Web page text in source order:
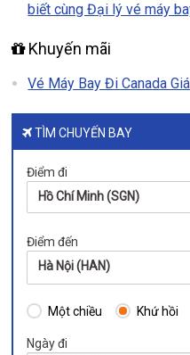
biết cùng Đại lý vé máy
Khuyến mãi
Vé Máy Bay Đi Canada
TÌM CHUYẾN BAY
Điểm đi
Hồ Chí Minh (SGN)
Điểm đến
Hà Nội (HAN)
Một chiều Khứ hồi
Ngày đi